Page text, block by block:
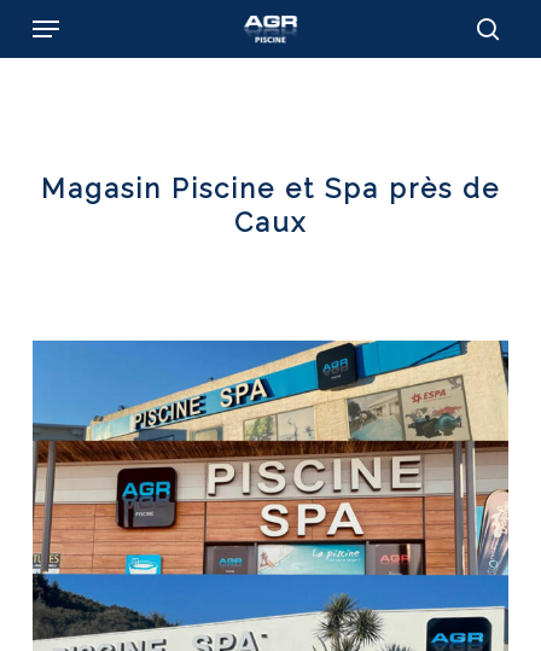
Menu
Magasin Piscine et Spa près de
Caux